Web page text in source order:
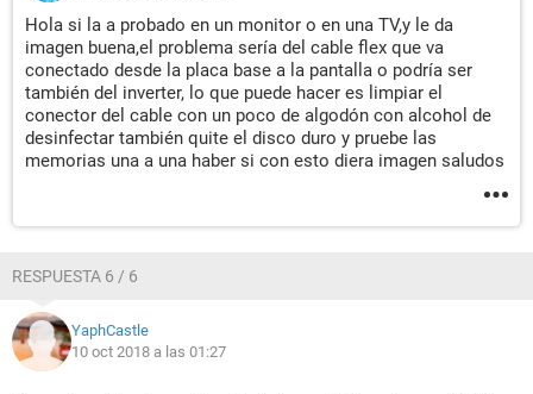
Hola si la a probado en un monitor o en una TV,y le da
imagen buena,el problema sería del cable flex que va
conectado desde la placa base a la pantalla o podría ser
también del inverter, lo que puede hacer es limpiar el
conector del cable con un poco de algodón con alcohol de
desinfectar también quite el disco duro y pruebe las
memorias una a una haber si con esto diera imagen saludos
RESPUESTA 6 / 6
YaphCastle
10 oct 2018 a las 01:27